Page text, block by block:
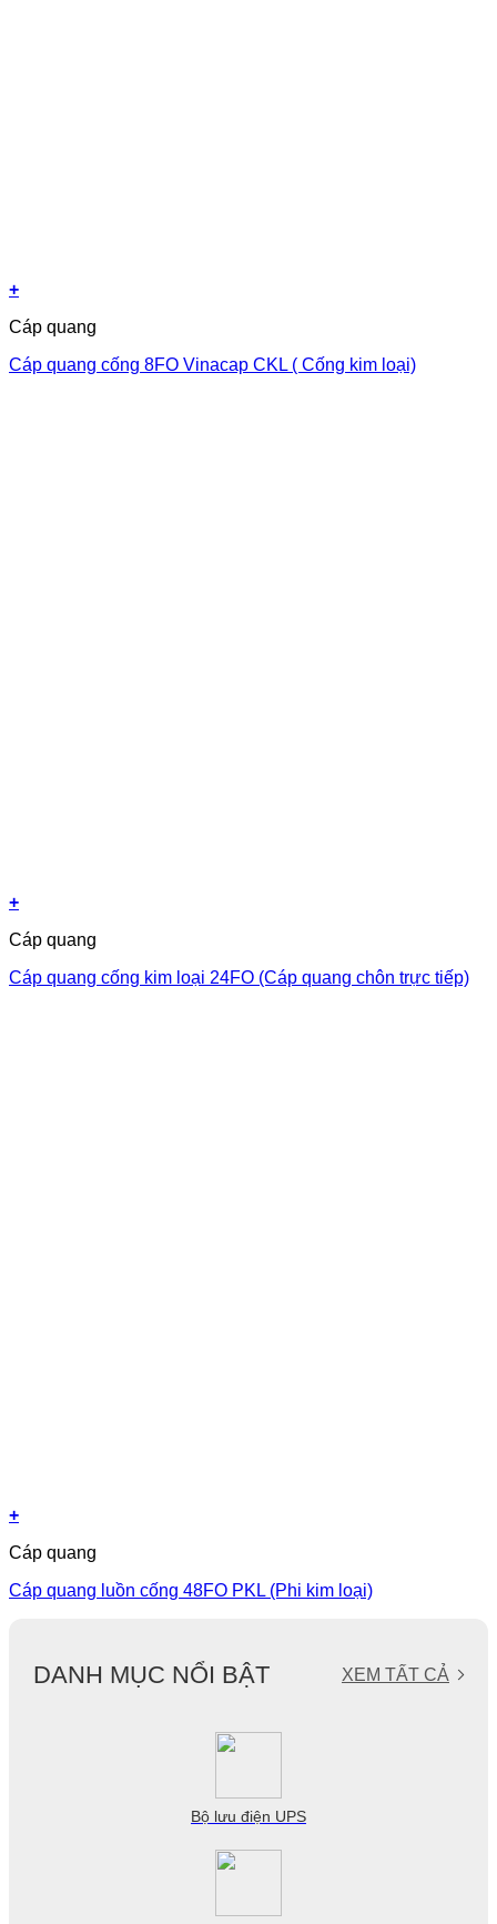
+
Cáp quang
Cáp quang cống 8FO Vinacap CKL ( Cống kim loại)
+
Cáp quang
Cáp quang cống kim loại 24FO (Cáp quang chôn trực tiếp)
+
Cáp quang
Cáp quang luồn cống 48FO PKL (Phi kim loại)
DANH MỤC NỔI BẬT XEM TẤT CẢ
Bộ lưu điện UPS